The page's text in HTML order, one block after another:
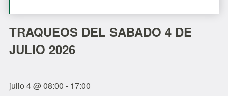
TRAQUEOS DEL SABADO 4 DE
JULIO 2026
julio 4 @ 08:00 - 17:00